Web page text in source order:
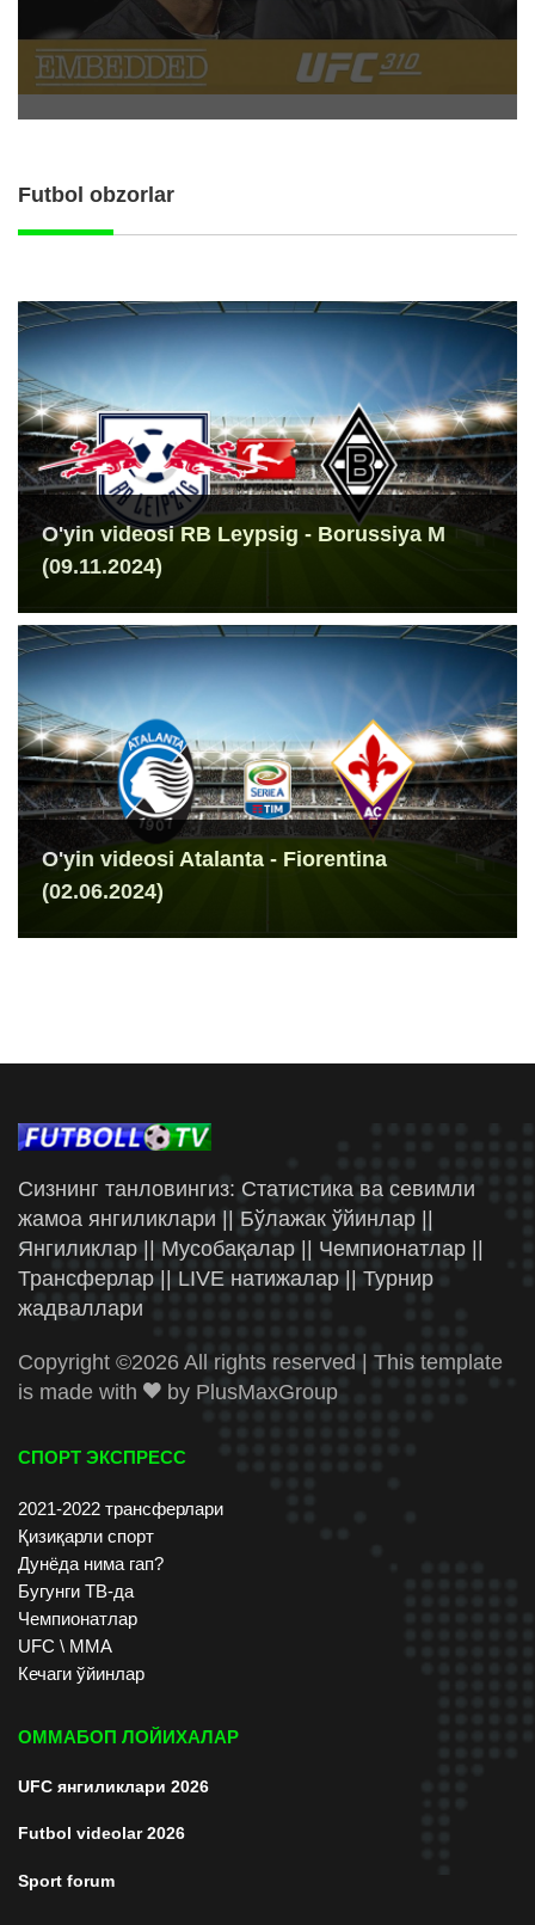
Futbol obzorlar
O'yin videosi RB Leypsig - Borussiya M
(09.11.2024)
O'yin videosi Atalanta - Fiorentina
(02.06.2024)
Сизнинг танловингиз: Статистика ва севимли
жамоа янгиликлари || Бўлажак ўйинлар ||
Янгиликлар || Мусобақалар || Чемпионатлар ||
Трансферлар || LIVE натижалар || Турнир
жадваллари
Copyright ©2026 All rights reserved | This template
is made with
by PlusMaxGroup
СПОРТ ЭКСПРЕСС
2021-2022 трансферлари
Қизиқарли спорт
Дунёда нима гап?
Бугунги ТВ-да
Чемпионатлар
UFC \ ММА
Кечаги ўйинлар
ОММАБОП ЛОЙИХАЛАР
UFC янгиликлари 2026
Futbol videolar 2026
Sport forum